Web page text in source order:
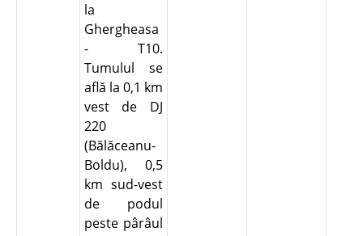
la
Ghergheasa
- T10.
Tumulul se
află la 0,1 km
vest de DJ
220
(Bălăceanu-
Boldu), 0,5
km sud-vest
de podul
peste pârâul